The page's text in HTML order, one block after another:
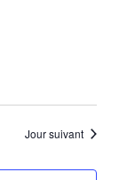
Jour suivant